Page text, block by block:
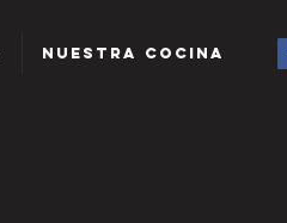
NUESTRA COCINA